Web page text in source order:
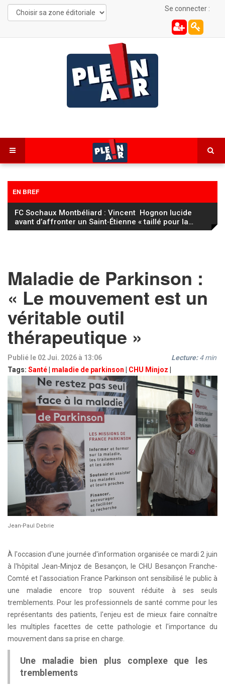
Se connecter :
EN BREF
FC Sochaux Montbéliard : Vincent Hognon lucide
avant d’affronter un Saint‑Étienne « taillé pour la…
Maladie de Parkinson :
« Le mouvement est un
véritable outil
thérapeutique »
Publié le 02 Jui. 2026 à 13:06
Tags: Santé maladie de parkinson CHU Minjoz
Lecture: 4min
Jean-Paul Debrie
À l'occasion d'une journée d'information organisée ce mardi 2 juin
à l'hôpital Jean-Minjoz de Besançon, le CHU Besançon Franche-
Comté et l'association France Parkinson ont sensibilisé le public à
une maladie encore trop souvent réduite à ses seuls
tremblements. Pour les professionnels de santé comme pour les
représentants des patients, l'enjeu est de mieux faire connaître
les multiples facettes de cette pathologie et l'importance du
mouvement dans sa prise en charge.
Une maladie bien plus complexe que les
tremblements